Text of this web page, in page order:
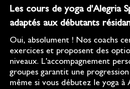
Les cours de yoga d'Alegria
adaptés aux débutants
Oui, absolument ! Nos coachs
exercices et proposent des
niveaux. L'accompagnement
groupes garantit une
même si vous débutez le yoga à